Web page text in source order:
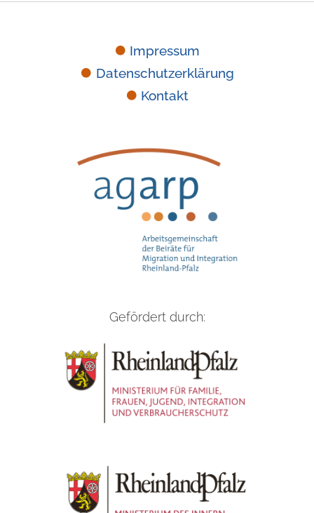
Impressum
Datenschutzerklärung
Kontakt
Gefördert durch: